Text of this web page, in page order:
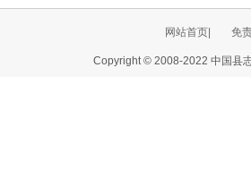
网站首页| 免
Copyright © 2008-2022 中国县